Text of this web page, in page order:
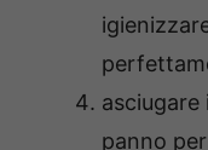
panno